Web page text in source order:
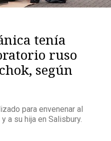
tenía
ruso
según
para envenenar al
a su hija en Salisbury.